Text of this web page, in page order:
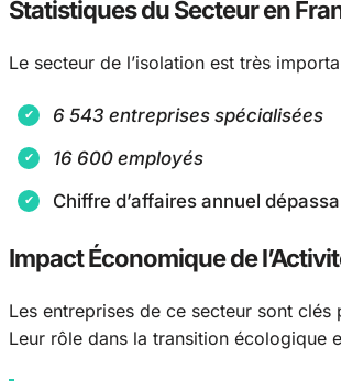
Statistiques du Secteur en
Le secteur de l’isolation est très
6 543 entreprises spécialisées
16 600 employés
Chiffre d’affaires annuel
Impact Économique de
Les entreprises de ce secteur sont
Leur rôle dans la transition écologique